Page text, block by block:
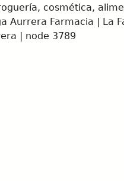
cosmética,
Aurrera Farmacia | La
| node 3789